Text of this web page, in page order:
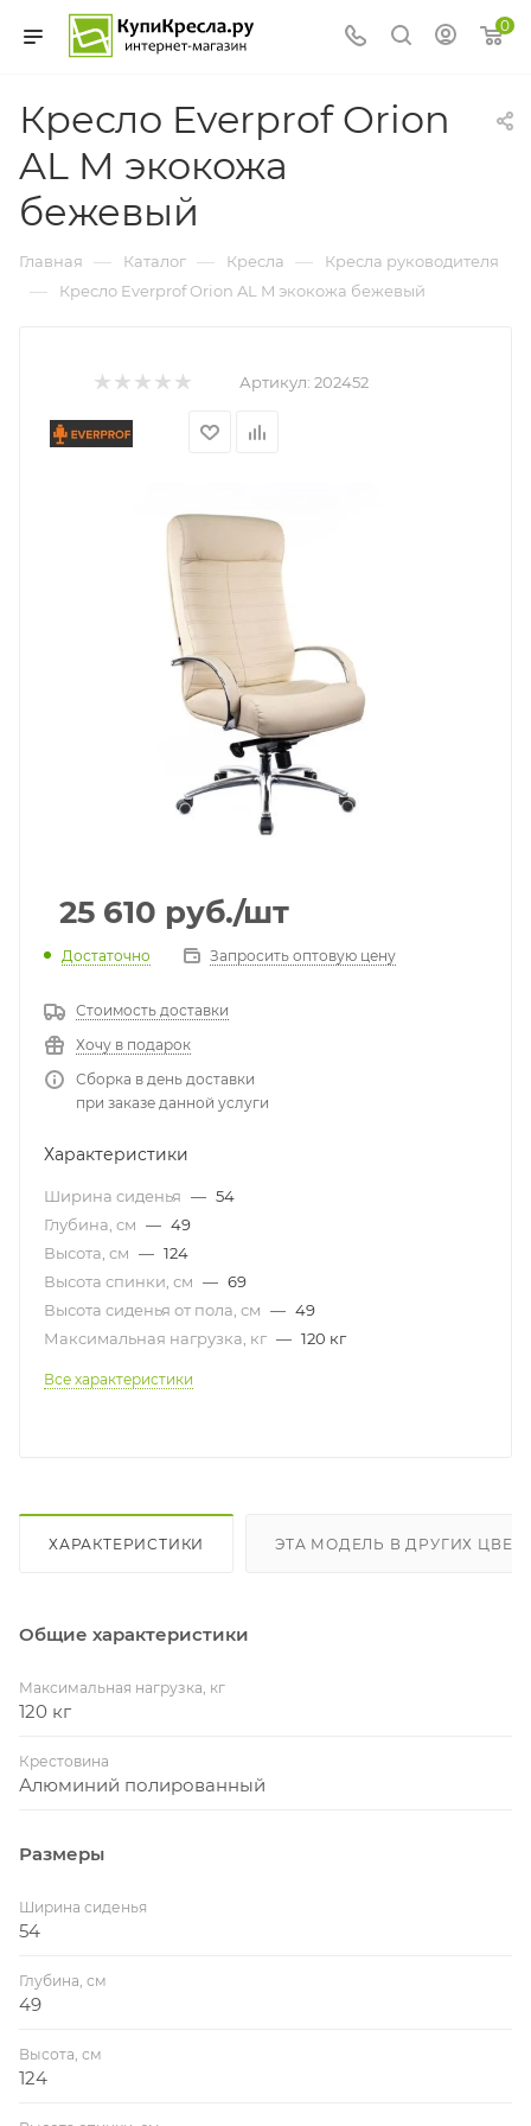
0
Кресло Everprof Orion
AL M экокожа
бежевый
Главная — Каталог — Кресла — Кресла руководителя
— Кресло Everprof Orion AL M экокожа бежевый
Артикул: 202452
25 610 руб./шт
Достаточно Запросить оптовую цену
Стоимость доставки
Хочу в подарок
Сборка в день доставки
при заказе данной услуги
Характеристики
Ширина сиденья — 54
Глубина, см — 49
Высота, см — 124
Высота спинки, см — 69
Высота сиденья от пола, см — 49
Максимальная нагрузка, кг — 120 кг
Все характеристики
ХАРАКТЕРИСТИКИ ЭТА МОДЕЛЬ В ДРУГИХ
Общие характеристики
Максимальная нагрузка, кг
120 кг
Крестовина
Алюминий полированный
Размеры
Ширина сиденья
54
Глубина, см
49
Высота, см
124